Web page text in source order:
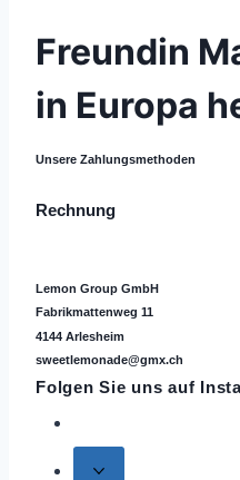
Freundin
in Europa
Unsere Zahlungsmethoden
Rechnung
Lemon Group GmbH
Fabrikmattenweg 11
4144 Arlesheim
sweetlemonade@gmx.ch
Folgen Sie uns auf